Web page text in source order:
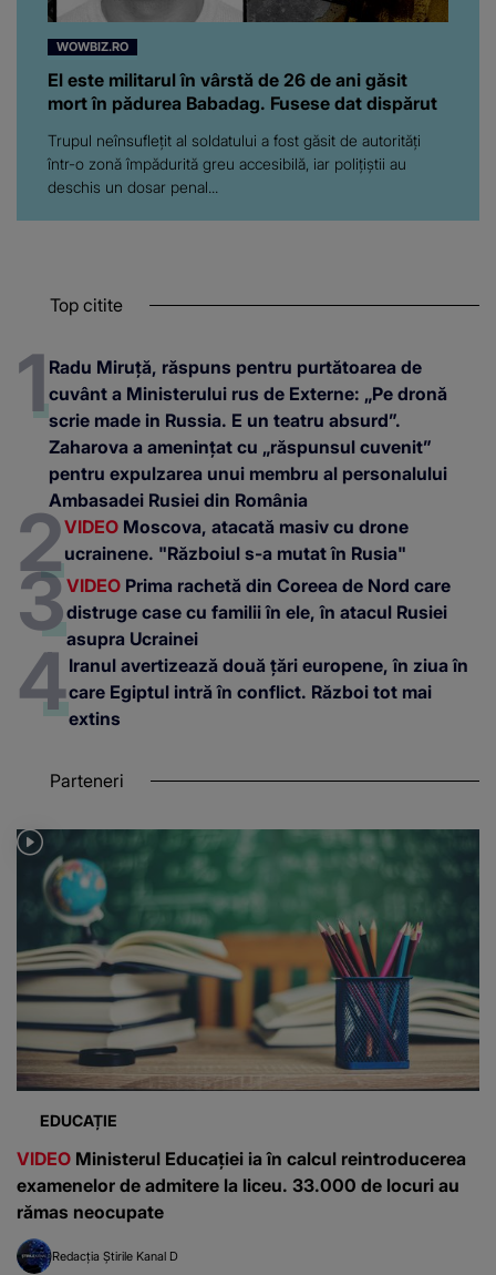
WOWBIZ.RO
El este militarul în vârstă de 26 de ani găsit
mort în pădurea Babadag. Fusese dat dispărut
Trupul neînsuflețit al soldatului a fost găsit de autorități
într-o zonă împădurită greu accesibilă, iar polițiștii au
deschis un dosar penal...
Top citite
Radu Miruță, răspuns pentru purtătoarea de
cuvânt a Ministerului rus de Externe: „Pe dronă
scrie made in Russia. E un teatru absurd”.
Zaharova a amenințat cu „răspunsul cuvenit”
pentru expulzarea unui membru al personalului
Ambasadei Rusiei din România
VIDEO Moscova, atacată masiv cu drone
ucrainene. "Războiul s-a mutat în Rusia"
VIDEO Prima rachetă din Coreea de Nord care
distruge case cu familii în ele, în atacul Rusiei
asupra Ucrainei
Iranul avertizează două țări europene, în ziua în
care Egiptul intră în conflict. Război tot mai
extins
Parteneri
EDUCAȚIE
VIDEO Ministerul Educației ia în calcul reintroducerea
examenelor de admitere la liceu. 33.000 de locuri au
rămas neocupate
Redacția Știrile Kanal D